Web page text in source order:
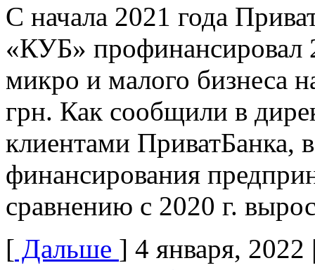
С начала 2021 года
«КУБ» профинансировал
микро и малого бизнеса
грн. Как сообщили в
клиентами ПриватБанка,
финансирования
сравнению с 2020 г.
[ Дальше ] 4 января, 2022